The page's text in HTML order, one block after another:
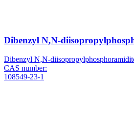
Dibenzyl N,N-
Dibenzyl N,N-
CAS number:
108549-23-1